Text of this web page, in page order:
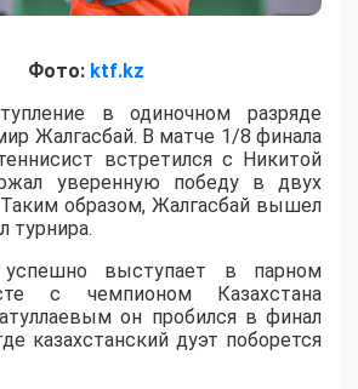
Фото: ktf.kz
в одиночном разряде
Жалгасбай. В матче 1/8 финала
встретился с Никитой
уверенную победу в двух
Таким образом, Жалгасбай вышел
турнира.
выступает в парном
с чемпионом Казахстана
он пробился в финал
казахстанский дуэт поборется